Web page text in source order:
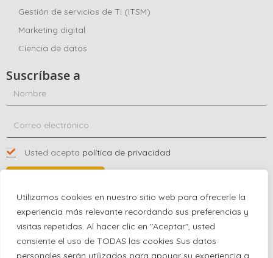
Utilizamos cookies en nuestro sitio web para ofrecerle la
experiencia más relevante recordando sus preferencias y
visitas repetidas. Al hacer clic en "Aceptar", usted
consiente el uso de TODAS las cookies Sus datos
personales serán utilizados para apoyar su experiencia a
Gestión de servicios de TI (ITSM)
Marketing digital
Ciencia de datos
Suscríbase a
Usted acepta política de privacidad
Póngase en contacto con nosotros
+1 (863) 591-0316